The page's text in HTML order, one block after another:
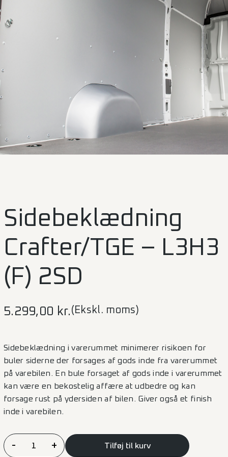
Sidebeklædning
Crafter/TGE – L3H3
(F) 2SD
5.299,00 kr. (Ekskl. moms)
Sidebeklædning i varerummet minimerer risikoen for
buler siderne der forsages af gods inde fra varerummet
på varebilen. En bule forsaget af gods inde i varerummet
kan være en bekostelig affære at udbedre og kan
forsage rust på ydersiden af bilen. Giver også et finish
inde i varebilen.
Sidebeklædning
Crafter/TGE
- + Tilføj til kurv